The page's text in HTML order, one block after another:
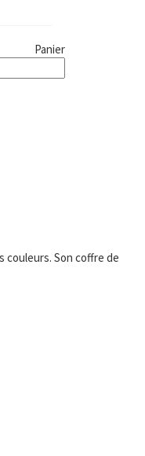
Panier
couleurs. Son coffre de